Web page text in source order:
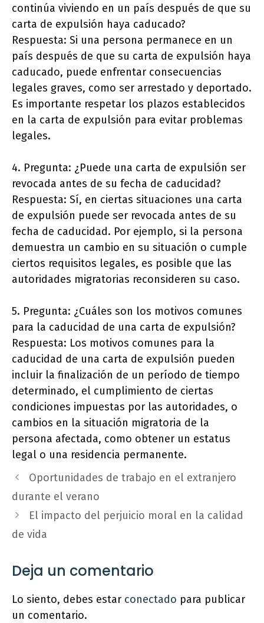
continúa viviendo en un país después de que su
carta de expulsión haya caducado?
Respuesta: Si una persona permanece en un
país después de que su carta de expulsión haya
caducado, puede enfrentar consecuencias
legales graves, como ser arrestado y deportado.
Es importante respetar los plazos establecidos
en la carta de expulsión para evitar problemas
legales.
4. Pregunta: ¿Puede una carta de expulsión ser
revocada antes de su fecha de caducidad?
Respuesta: Sí, en ciertas situaciones una carta
de expulsión puede ser revocada antes de su
fecha de caducidad. Por ejemplo, si la persona
demuestra un cambio en su situación o cumple
ciertos requisitos legales, es posible que las
autoridades migratorias reconsideren su caso.
5. Pregunta: ¿Cuáles son los motivos comunes
para la caducidad de una carta de expulsión?
Respuesta: Los motivos comunes para la
caducidad de una carta de expulsión pueden
incluir la finalización de un período de tiempo
determinado, el cumplimiento de ciertas
condiciones impuestas por las autoridades, o
cambios en la situación migratoria de la
persona afectada, como obtener un estatus
legal o una residencia permanente.
Oportunidades de trabajo en el extranjero
durante el verano
El impacto del perjuicio moral en la calidad
de vida
Deja un comentario
Lo siento, debes estar conectado para publicar
un comentario.